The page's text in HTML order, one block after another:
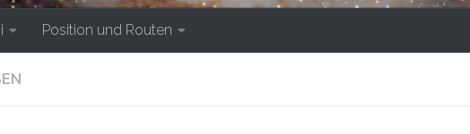
Position und Routen